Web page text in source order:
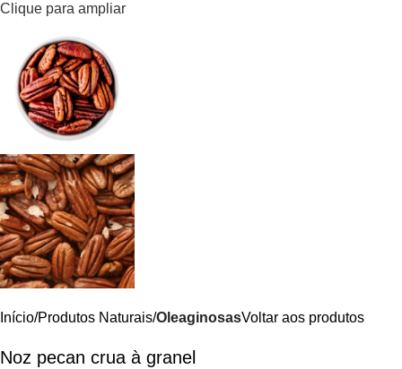
Clique para ampliar
Início Produtos Naturais OleaginosasVoltar aos produtos
Noz pecan crua à granel